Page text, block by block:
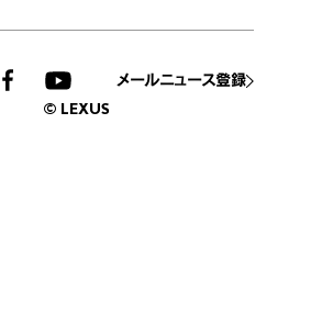
メールニュース登録
© LEXUS